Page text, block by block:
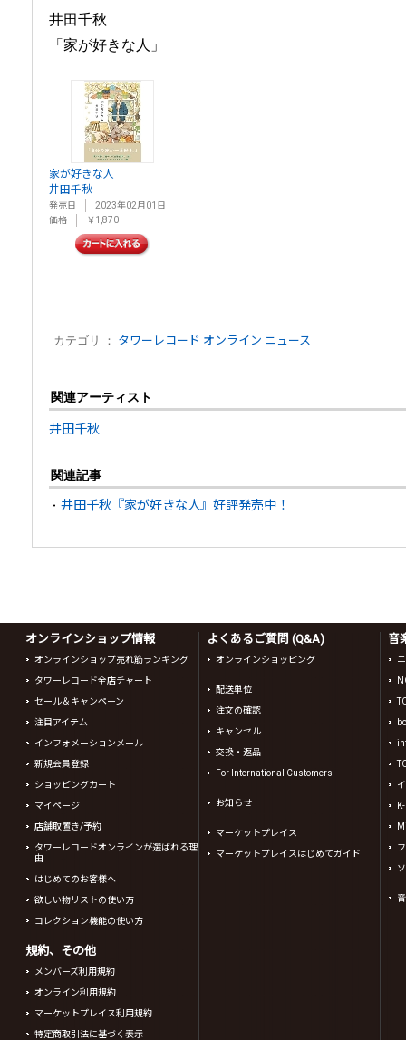
井田千秋
「家が好きな人」
家が好きな人
井田千秋
発売日
2023年02月01日
価格
￥1,870
カテゴリ ： タワーレコード オンライン ニュース
関連アーティスト
井田千秋
関連記事
井田千秋『家が好きな人』好評発売中！
オンラインショップ情報
オンラインショップ売れ筋ランキング
タワーレコード全店チャート
セール＆キャンペーン
注目アイテム
インフォメーションメール
新規会員登録
ショッピングカート
マイページ
店舗取置き/予約
タワーレコードオンラインが選ばれる理
由
はじめてのお客様へ
欲しい物リストの使い方
コレクション機能の使い方
規約、その他
メンバーズ利用規約
オンライン利用規約
マーケットプレイス利用規約
特定商取引法に基づく表示
よくあるご質問 (Q&A)
オンラインショッピング
配送単位
注文の確認
キャンセル
交換・返品
For International Customers
お知らせ
マーケットプレイス
マーケットプレイスはじめてガイド
音